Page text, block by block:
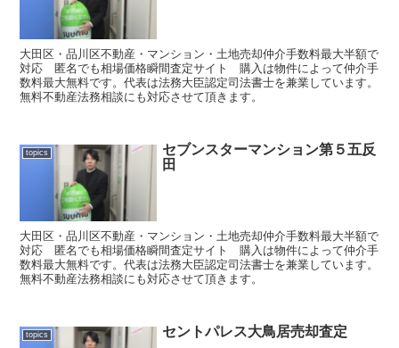
大田区・品川区不動産・マンション・土地売却仲介手数料最大半額で
対応 匿名でも相場価格瞬間査定サイト 購入は物件によって仲介手
数料最大無料です。代表は法務大臣認定司法書士を兼業しています。
無料不動産法務相談にも対応させて頂きます。
topics
セブンスターマンション第５五反
田
大田区・品川区不動産・マンション・土地売却仲介手数料最大半額で
対応 匿名でも相場価格瞬間査定サイト 購入は物件によって仲介手
数料最大無料です。代表は法務大臣認定司法書士を兼業しています。
無料不動産法務相談にも対応させて頂きます。
topics セントパレス大鳥居売却査定